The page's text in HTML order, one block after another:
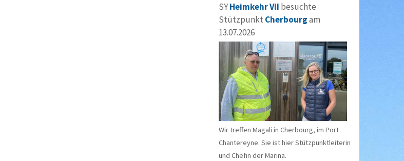
SYHeimkehr VII besuchte
Stützpunkt Cherbourgam
13.07.2026
Wir treffen Magali in Cherbourg, im Port
Chantereyne. Sie ist hier Stützpunktleiterin
und Chefin der Marina.